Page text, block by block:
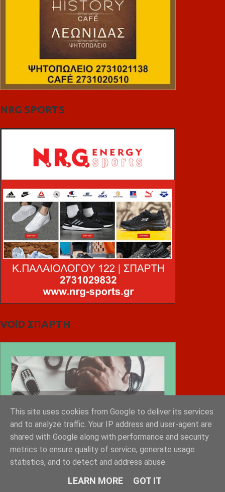
NRG SPORTS
VOiD ΣΠΑΡΤΗ
This site uses cookies from Google to deliver its services
and to analyze traffic. Your IP address and user-agent are
shared with Google along with performance and security
metrics to ensure quality of service, generate usage
statistics, and to detect and address abuse.
LEARN MORE GOT IT